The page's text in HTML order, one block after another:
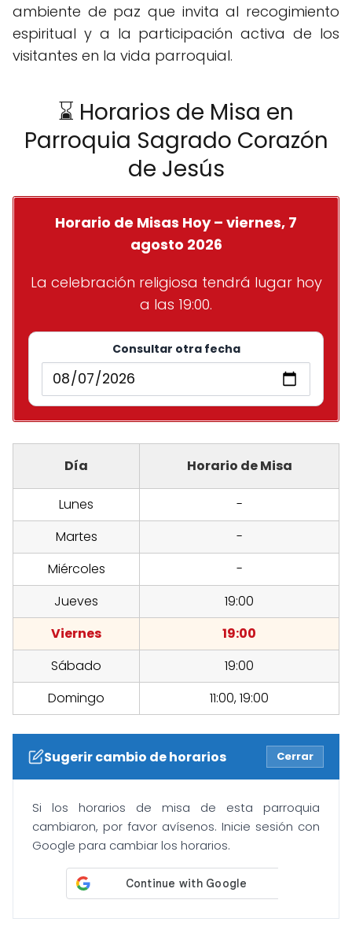
ambiente de paz que invita al recogimiento
espiritual y a la participación activa de los
visitantes en la vida parroquial.
⌛ Horarios de Misa en
Parroquia Sagrado Corazón
de Jesús
Horario de Misas Hoy – viernes, 7
agosto 2026
La celebración religiosa tendrá lugar hoy
a las 19:00.
Consultar otra fecha
Día Horario de Misa
Lunes
-
Martes
-
Miércoles
-
Jueves
19:00
Viernes
19:00
Sábado
19:00
Domingo
11:00, 19:00
Sugerir cambio de horarios Cerrar
Si los horarios de misa de esta parroquia
cambiaron, por favor avísenos. Inicie sesión con
Google para cambiar los horarios.